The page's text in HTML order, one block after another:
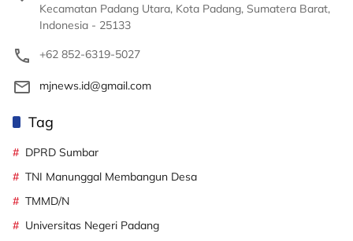
Kecamatan Padang Utara, Kota Padang, Sumatera Barat,
Indonesia - 25133
+62 852-6319-5027
mjnews.id@gmail.com
Tag
DPRD Sumbar
TNI Manunggal Membangun Desa
TMMD/N
Universitas Negeri Padang